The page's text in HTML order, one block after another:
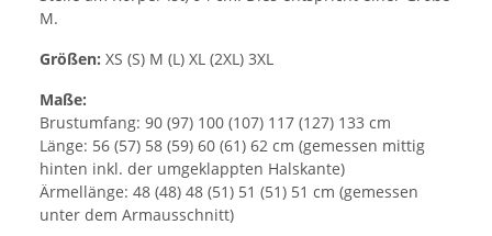
M.
Größen: XS (S) M (L) XL (2XL) 3XL
Maße:
Brustumfang: 90 (97) 100 (107) 117 (127) 133 cm
Länge: 56 (57) 58 (59) 60 (61) 62 cm (gemessen mittig
hinten inkl. der umgeklappten Halskante)
Ärmellänge: 48 (48) 48 (51) 51 (51) 51 cm (gemessen
unter dem Armausschnitt)